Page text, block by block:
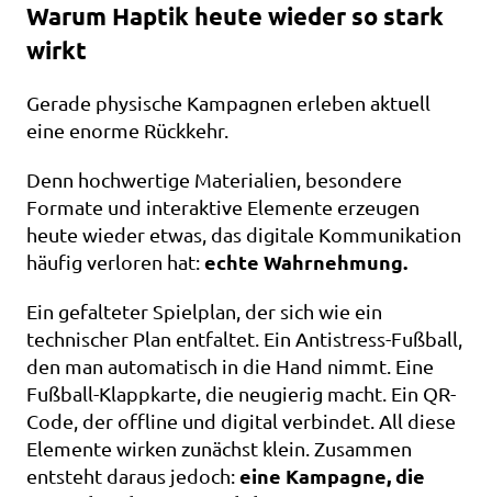
Warum Haptik heute wieder so stark
wirkt
Gerade physische Kampagnen erleben aktuell
eine enorme Rückkehr.
Denn hochwertige Materialien, besondere
Formate und interaktive Elemente erzeugen
heute wieder etwas, das digitale Kommunikation
häufig verloren hat: echte Wahrnehmung.
Ein gefalteter Spielplan, der sich wie ein
technischer Plan entfaltet. Ein Antistress-Fußball,
den man automatisch in die Hand nimmt. Eine
Fußball-Klappkarte, die neugierig macht. Ein QR-
Code, der offline und digital verbindet. All diese
Elemente wirken zunächst klein. Zusammen
entsteht daraus jedoch: eine Kampagne, die